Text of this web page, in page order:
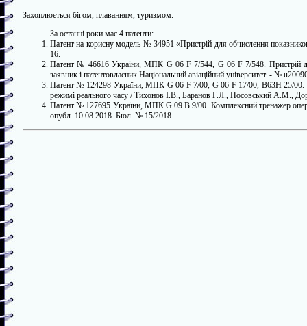
Захоплюється бігом, плаванням, туризмом.
За останні роки має 4 патенти:
Патент на корисну модель № 34951 «Пристрій для обчислення
16.
Патент № 46616 України, МПК G 06 F 7/544, G 06 F 7/548. Пристрій
заявник і патентовласник Національний авіаційний університет. - №
Патент № 124298 України, МПК G 06 F 7/00, G 06 F 17/00, B63H 25/00.
режимі реального часу / Тихонов І.В., Баранов Г.Л., Носовський А.М.,
Патент № 127695 України, МПК G 09 B 9/00. Комплексний тренажер
опубл. 10.08.2018. Бюл. № 15/2018.